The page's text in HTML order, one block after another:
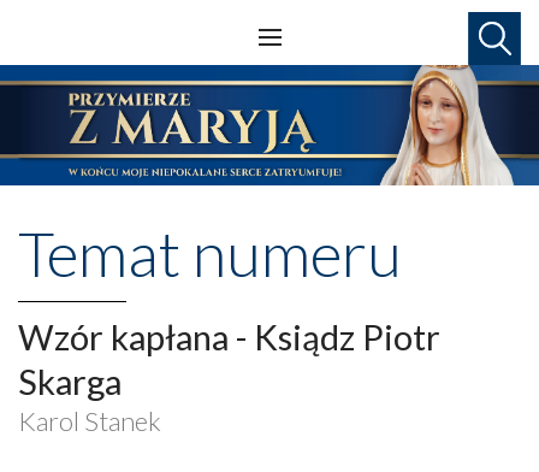
Temat numeru
Wzór kapłana - Ksiądz Piotr
Skarga
Karol Stanek